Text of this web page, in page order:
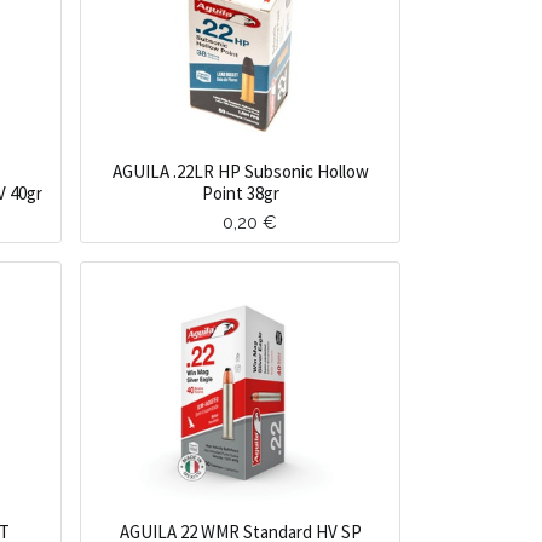
40gr
AGUILA .22LR HP Subsonic Hollow
Point 38gr
0,20 €
AGUILA 22 WMR Standard HV SP